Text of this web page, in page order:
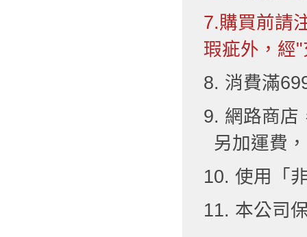
7.購買前請
瑕疵外，經
8. 消費滿
9. 網路商店
另加運費
10. 使用「
11. 本公司